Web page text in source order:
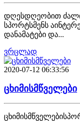
დღესდღეობით
სპორტსმენს
დანამატები და...
ვრცლად
2020-07-12 06:33:56
ცხიმისმწველები